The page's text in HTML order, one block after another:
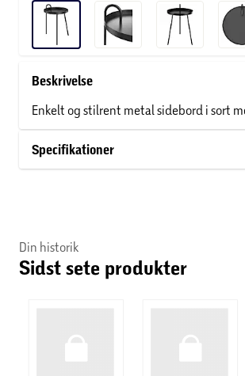
Beskrivelse
Enkelt og stilrent metal sidebord i sort
Specifikationer
Din historik
Sidst sete produkter